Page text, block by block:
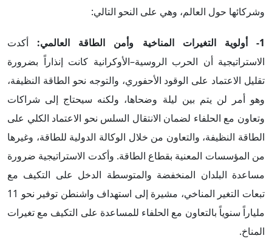
وشركائها حول العالم، وهي على النحو التالي:
1- أولوية التغيرات المناخية وأمن الطاقة العالمي:
أكدت
الاستراتيجية أن الحرب الروسية–الأوكرانية كانت إنذاراً بضرورة
تقليل الاعتماد على الوقود الأحفوري، والتوجه نحو الطاقة النظيفة،
وهو أمر لن يتم بين ليلة وضحاها، ولكنه سيحتاج إلى شراكات
وتعاون مع الحلفاء لضمان الانتقال السلس نحو الاعتماد الكلي على
الطاقة النظيفة، والتعاون من خلال الوكالة الدولية للطاقة، وغيرها
من المؤسسات المعنية بقطاع الطاقة. وأكدت الاستراتيجية ضرورة
مساعدة البلدان المنخفضة والمتوسطة الدخل على التكيف مع
تبعات التغير المناخي، مشيرة إلى استهداف واشنطن توفير نحو 11
ملياراً سنوياً بالتعاون مع الحلفاء للمساعدة على التكيف مع تغيرات
المناخ.